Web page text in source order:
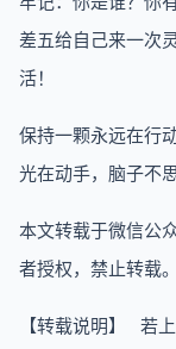
差五给自己来一次
活！
保持一颗永远在行
光在动手，脑子不思
本文转载于微信公
者授权，禁止转载。
【转载说明】 若